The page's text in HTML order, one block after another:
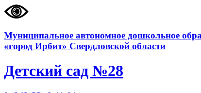
Муниципальное автономное дошкольное
«город Ирбит» Свердловской области
Детский сад №28